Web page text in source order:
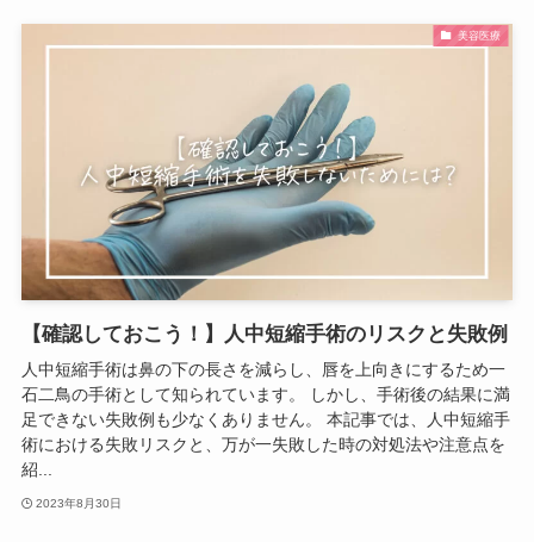
美容医療
【確認しておこう！】人中短縮手術のリスクと失敗例
人中短縮手術は鼻の下の長さを減らし、唇を上向きにするため一
石二鳥の手術として知られています。 しかし、手術後の結果に満
足できない失敗例も少なくありません。 本記事では、人中短縮手
術における失敗リスクと、万が一失敗した時の対処法や注意点を
紹...
2023年8月30日